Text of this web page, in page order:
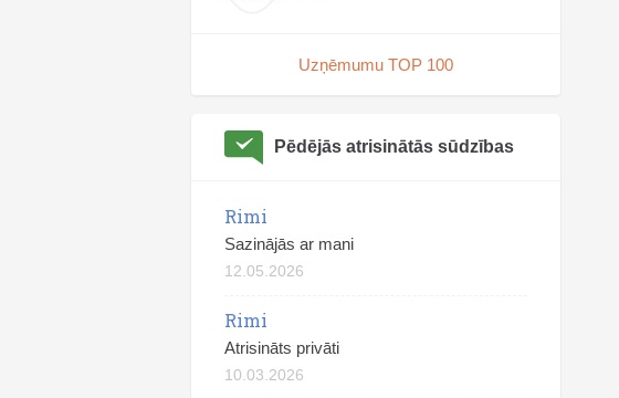
Uzņēmumu TOP 100
Pēdējās atrisinātās sūdzības
Rimi
Sazinājās ar mani
12.05.2026
Rimi
Atrisināts privāti
10.03.2026